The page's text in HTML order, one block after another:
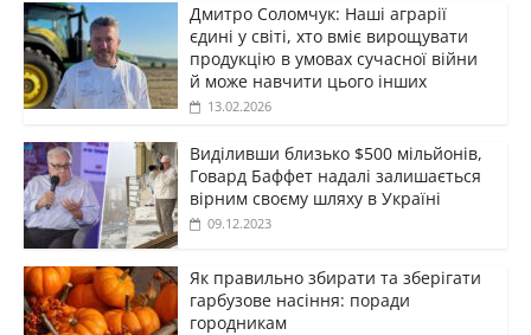
Дмитро Соломчук: Наші аграрії
єдині у світі, хто вміє вирощувати
продукцію в умовах сучасної війни
й може навчити цього інших
13.02.2026
Виділивши близько $500 мільйонів,
Говард Баффет надалі залишається
вірним своєму шляху в Україні
09.12.2023
Як правильно збирати та зберігати
гарбузове насіння: поради
городникам